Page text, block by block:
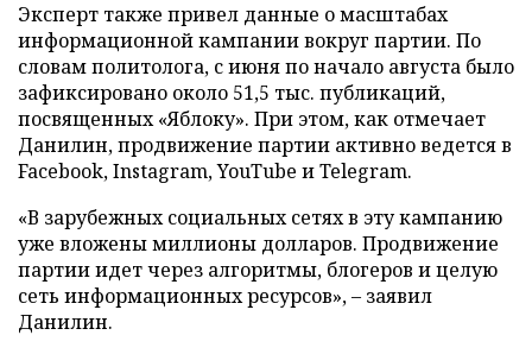
Эксперт также привел данные о масштабах
информационной кампании вокруг партии. По
словам политолога, с июня по начало августа было
зафиксировано около 51,5 тыс. публикаций,
посвященных «Яблоку». При этом, как отмечает
Данилин, продвижение партии активно ведется в
Facebook, Instagram, YouTube и Telegram.
«В зарубежных социальных сетях в эту кампанию
уже вложены миллионы долларов. Продвижение
партии идет через алгоритмы, блогеров и целую
сеть информационных ресурсов», – заявил
Данилин.